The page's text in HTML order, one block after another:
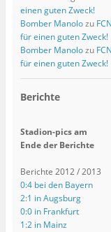
einen guten Zweck!
Bomber Manolozu
für einen guten Zweck!
Bomber Manolozu
für einen guten Zweck!
Berichte
Stadion-pics am
Ende der Berichte
Berichte 2012 / 2013
0:4 bei den Bayern
2:1 in Augsburg
0:0 in Frankfurt
1:2 in Mainz